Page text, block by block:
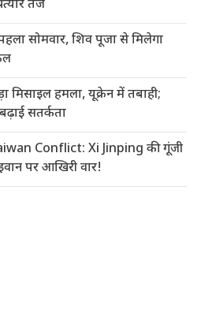
तेज
सोमवार, शिव पूजा से मिलेगा
मिसाइल हमला, यूक्रेन में तबाही;
सतर्कता
Conflict: Xi Jinping की गूंजी
पर आखिरी वार!